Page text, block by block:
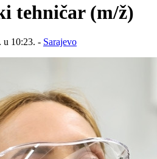
tehničar (m/ž)
u 10:23. - Sarajevo